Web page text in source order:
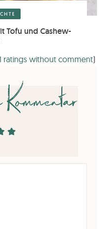
Tofu und Cashew-
ratings without comment)